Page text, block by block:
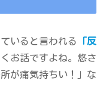
いると言われる
「反
お話ですよね。悠さ
が痛気持ちい！」な